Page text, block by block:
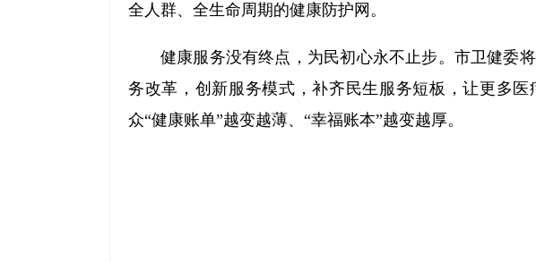
全人群、全生命周期的健康防护网。
健康服务没有终点，为民初心永不止步。市卫健委
务改革，创新服务模式，补齐民生服务短板，让更多
众“健康账单”越变越薄、“幸福账本”越变越厚。